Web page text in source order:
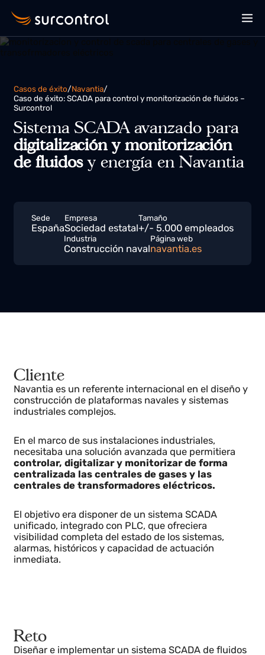
Casos de éxito/ Navantia
Caso de éxito: SCADA para control y monitorización de fluidos –
Surcontrol
Sistema SCADA avanzado para
digitalización y monitorización
de fluidosy energía en Navantia
Sede
España
Empresa
Sociedad estatal
Tamaño
+/- 5.000 empleados
Industria Página web
Cliente
Navantia es un referente internacional en el diseño y
industriales complejos.
En el marco de sus instalaciones industriales,
necesitaba una solución avanzada que permitiera
controlar, digitalizar y monitorizar de forma
centrales de transformadores eléctricos.
El objetivo era disponer de un sistema SCADA
unificado, integrado con PLC, que ofreciera